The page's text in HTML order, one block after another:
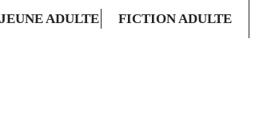
ADULTE FICTION ADULTE